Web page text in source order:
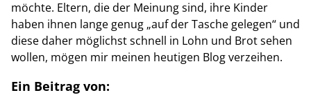
möchte. Eltern, die der Meinung sind, ihre Kinder
haben ihnen lange genug „auf der Tasche gelegen“ und
diese daher möglichst schnell in Lohn und Brot sehen
wollen, mögen mir meinen heutigen Blog verzeihen.
Ein Beitrag von: